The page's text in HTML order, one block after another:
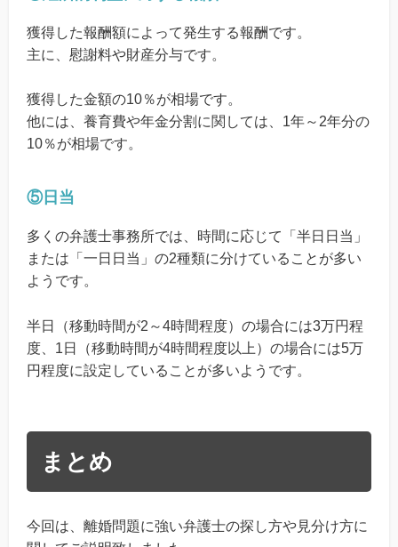
獲得した報酬額によって発生する報酬です。
主に、慰謝料や財産分与です。
獲得した金額の10％が相場です。
他には、養育費や年金分割に関しては、1年～2年分の
10％が相場です。
⑤日当
多くの弁護士事務所では、時間に応じて「半日日当」
または「一日日当」の2種類に分けていることが多い
ようです。
半日（移動時間が2～4時間程度）の場合には3万円程
度、1日（移動時間が4時間程度以上）の場合には5万
円程度に設定していることが多いようです。
まとめ
今回は、離婚問題に強い弁護士の探し方や見分け方に